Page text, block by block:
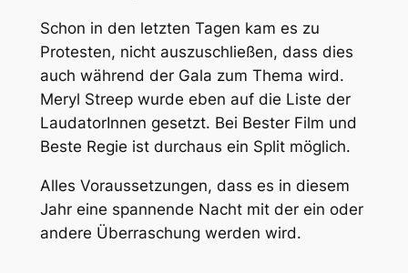
Schon in den letzten Tagen kam es zu
Protesten, nicht auszuschließen, dass dies
auch während der Gala zum Thema wird.
Meryl Streep wurde eben auf die Liste der
LaudatorInnen gesetzt. Bei Bester Film und
Beste Regie ist durchaus ein Split möglich.
Alles Voraussetzungen, dass es in diesem
Jahr eine spannende Nacht mit der ein oder
andere Überraschung werden wird.